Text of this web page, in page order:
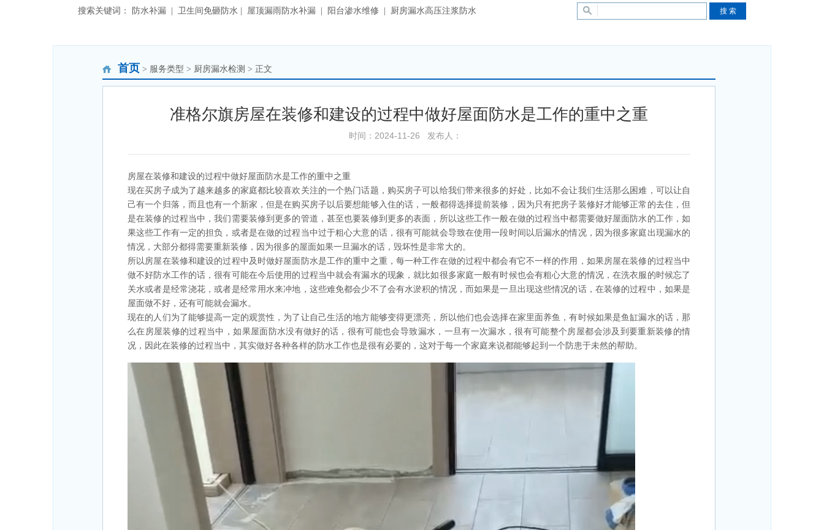
搜索关键词： 防水补漏 | 卫生间免砸防水 | 屋顶漏雨防水补漏 | 阳台渗水维修 | 厨房漏水高压注浆防水
首页 > 服务类型 > 厨房漏水检测 > 正文
准格尔旗房屋在装修和建设的过程中做好屋面防水是工作的重中之重
时间：2024-11-26 发布人：
房屋在装修和建设的过程中做好屋面防水是工作的重中之重
现在买房子成为了越来越多的家庭都比较喜欢关注的一个热门话题，购买房子可以给我们带来很多的好处，比如不会让我们生活那么困难，可以让自
己有一个归落，而且也有一个新家，但是在购买房子以后要想能够入住的话，一般都得选择提前装修，因为只有把房子装修好才能够正常的去住，但
是在装修的过程当中，我们需要装修到更多的管道，甚至也要装修到更多的表面，所以这些工作一般在做的过程当中都需要做好屋面防水的工作，如
果这些工作有一定的担负，或者是在做的过程当中过于粗心大意的话，很有可能就会导致在使用一段时间以后漏水的情况，因为很多家庭出现漏水的
情况，大部分都得需要重新装修，因为很多的屋面如果一旦漏水的话，毁坏性是非常大的。
所以房屋在装修和建设的过程中及时做好屋面防水是工作的重中之重，每一种工作在做的过程中都会有它不一样的作用，如果房屋在装修的过程当中
做不好防水工作的话，很有可能在今后使用的过程当中就会有漏水的现象，就比如很多家庭一般有时候也会有粗心大意的情况，在洗衣服的时候忘了
关水或者是经常浇花，或者是经常用水来冲地，这些难免都会少不了会有水淤积的情况，而如果是一旦出现这些情况的话，在装修的过程中，如果是
屋面做不好，还有可能就会漏水。
现在的人们为了能够提高一定的观赏性，为了让自己生活的地方能够变得更漂亮，所以他们也会选择在家里面养鱼，有时候如果是鱼缸漏水的话，那
么在房屋装修的过程当中，如果屋面防水没有做好的话，很有可能也会导致漏水，一旦有一次漏水，很有可能整个房屋都会涉及到要重新装修的情
况，因此在装修的过程当中，其实做好各种各样的防水工作也是很有必要的，这对于每一个家庭来说都能够起到一个防患于未然的帮助。